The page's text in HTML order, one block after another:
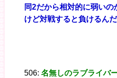
同2だから相対的に弱いの
けど対戦すると負けるん
506: 名無しのラブライバ